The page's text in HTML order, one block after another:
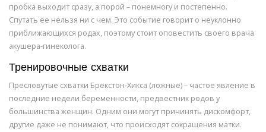
пробка выходит сразу, а порой – понемногу и постепенно.
Спутать ее нельзя ни с чем. Это событие говорит о неуклонно
приближающихся родах, поэтому стоит оповестить своего врача
акушера-гинеколога.
Тренировочные схватки
Пресловутые схватки Брекстон-Хикса (ложные) – частое явление в
последние недели беременности, предвестник родов у
большинства женщин. Одним они могут причинять дискомфорт,
другие даже не понимают, что происходят сокращения матки.